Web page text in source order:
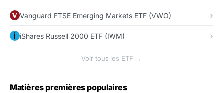
Vanguard FTSE Emerging Markets ETF (VWO)
iShares Russell 2000 ETF (IWM)
Voir tous les ETF →
Matières premières populaires